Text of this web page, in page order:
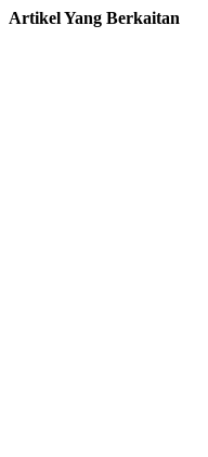
Artikel Yang Berkaitan